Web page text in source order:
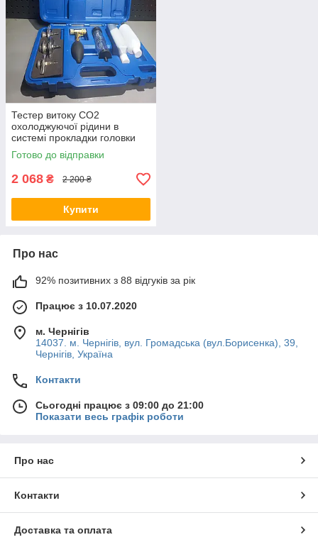
Тестер витоку СО2
охолоджуючої рідини в
системі прокладки головки
блоку циліндрів ASTA A-
1025B
Готово до відправки
2 068 ₴ 2 200 ₴
Купити
Про нас
92% позитивних з 88 відгуків за рік
Працює з 10.07.2020
м. Чернігів
14037. м. Чернігів, вул. Громадська (вул.Борисенка), 39,
Чернігів, Україна
Контакти
Сьогодні працює з 09:00 до 21:00
Показати весь графік роботи
Про нас
Контакти
Доставка та оплата